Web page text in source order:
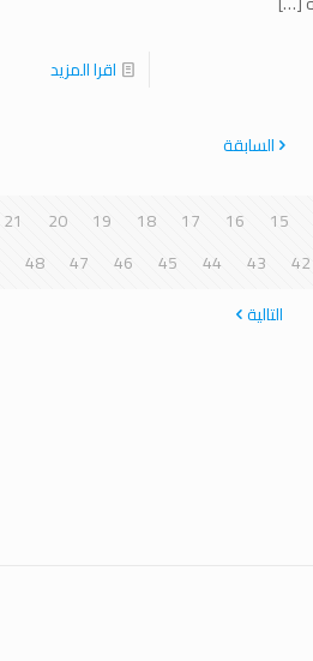
اقرا المزيد
السابقة
15
16
17
18
19
20
21
42
43
44
45
46
47
48
التالية